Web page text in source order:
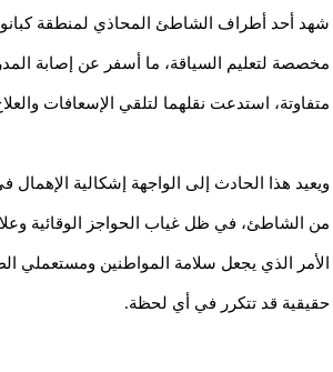
مخصصة لتعليم السياقة، ما أسفر عن إصابة
متفاوتة، استدعت نقلهما لتلقي الإسعافات
ويعيد هذا الحادث إلى الواجهة إشكالية
من الشاطئ، في ظل غياب الحواجز الوقائية
الأمر الذي يجعل سلامة المواطنين ومستعملي
حقيقية قد تتكرر في أي لحظة.